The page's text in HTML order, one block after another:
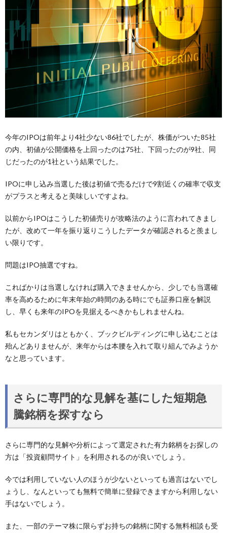
今年のIPOは前年より4社少ない86社でしたが、株価がついた85社
の内、初値が公開価格を上回ったのは75社、下回ったのが9社、同
じだったのが1社という結果でした。
IPOに申し込み当選した後は初値で売るだけで9割近くの確率で収支
がプラスと考えると美味しいですよね。
以前からIPOはこうした初値売りが攻略法のように言われてきまし
たが、改めて一年を振り返りこうしたデータが確認されると羨まし
い限りです。
問題はIPO抽選ですね。
こればかりは当選しなければ購入できませんから、少しでも当選確
率を高めるために年末年始の時間のある時にでも証券口座を解説
し、早くも来年のIPOを見据えるべきかもしれませんね。
私もセカンダリはともかく、ブックビルディングに申し込むことは
殆んどありませんが、来年からは本腰を入れて取り組んでみようか
なと思っています。
さらに専門的な見解を基にした短期急
騰銘柄を探すなら
さらに専門的な見解や分析によって選定された有力銘柄をお探しの
方は「投資顧問サイト」を利用されるのが良いでしょう。
今では利用していない人のほうが少ないといっても過言はないでし
ょうし、なんといっても無料で簡単に登録できますから利用しない
手はないでしょう。
また、一部のテーマ株に限らずお持ちの銘柄に関する無料相談も受